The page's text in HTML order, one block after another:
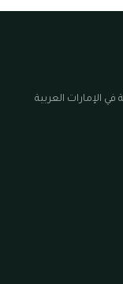
الإمارات العربية